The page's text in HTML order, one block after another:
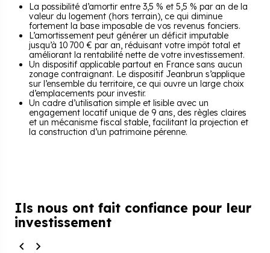
La possibilité d’amortir entre 3,5 % et 5,5 % par an de la
valeur du logement (hors terrain), ce qui diminue
fortement la base imposable de vos revenus fonciers.
L’amortissement peut générer un déficit imputable
jusqu’à 10 700 € par an, réduisant votre impôt total et
améliorant la rentabilité nette de votre investissement.
Un dispositif applicable partout en France sans aucun
zonage contraignant. Le dispositif Jeanbrun s’applique
sur l’ensemble du territoire, ce qui ouvre un large choix
d’emplacements pour investir.
Un cadre d’utilisation simple et lisible avec un
engagement locatif unique de 9 ans, des règles claires
et un mécanisme fiscal stable, facilitant la projection et
la construction d’un patrimoine pérenne.
Ils nous ont fait confiance pour leur
investissement